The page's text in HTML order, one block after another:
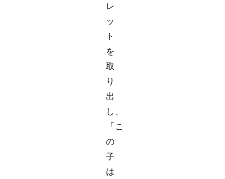
レ
ッ
ト
を
取
り
出
し、
「こ
の
子
は